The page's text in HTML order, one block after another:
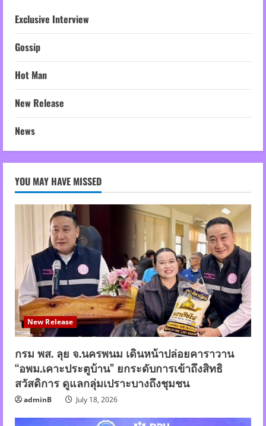
Exclusive Interview
Gossip
Hot Man
New Release
News
YOU MAY HAVE MISSED
New Release
กรม พส. ลุย จ.นครพนม เดินหน้าปล่อยคาราวาน
“อพม.เคาะประตูบ้าน” ยกระดับการเข้าถึงสิทธิ
สวัสดิการ ดูแลกลุ่มเปราะบางถึงชุมชน
adminB July 18, 2026